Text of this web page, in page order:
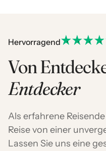
Hervorragend
Von
Entdecker
Als erfahrene
Reise von einer
Lassen Sie uns eine